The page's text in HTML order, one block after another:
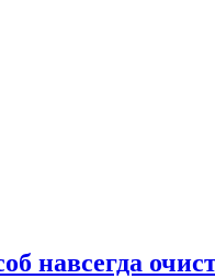
навсегда